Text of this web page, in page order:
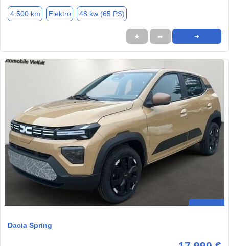
4.500 km Elektro 48 kw (65 PS)
★ ➦ ➜
Dacia Spring